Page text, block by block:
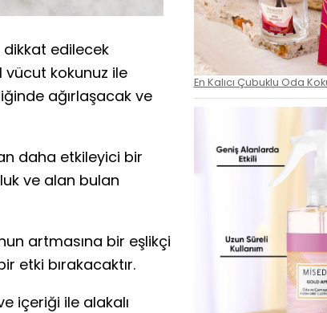
dikkat edilecek
vücut kokunuz ile
ağırlaşacak ve
daha etkileyici bir
ve alan bulan
artmasına bir eşlikçi
etki bırakacaktır.
içeriği ile alakalı
En Kalıcı Çubuklu Oda